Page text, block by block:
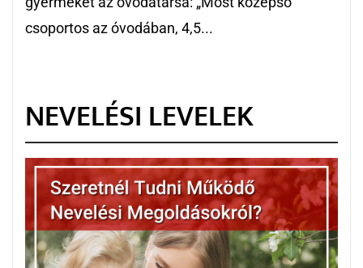
csoportos az óvodában, 4,5...
NEVELÉSI LEVELEK